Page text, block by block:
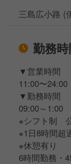
三島広小路 (
勤務
▼営業時間
11:00〜24:00
▼勤務時間
09:00～1:00
※シフト制
※1日8時間超
※休憩有り
6時間勤務・